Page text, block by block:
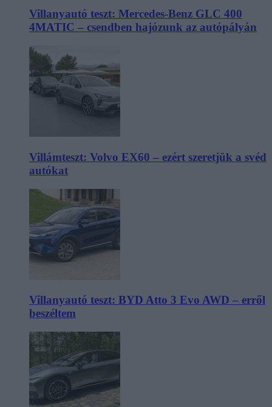
Villanyautó teszt: Mercedes-Benz GLC 400
4MATIC – csendben hajózunk az autópályán
Villámteszt: Volvo EX60 – ezért szeretjük a svéd
autókat
Villanyautó teszt: BYD Atto 3 Evo AWD – erről
beszéltem